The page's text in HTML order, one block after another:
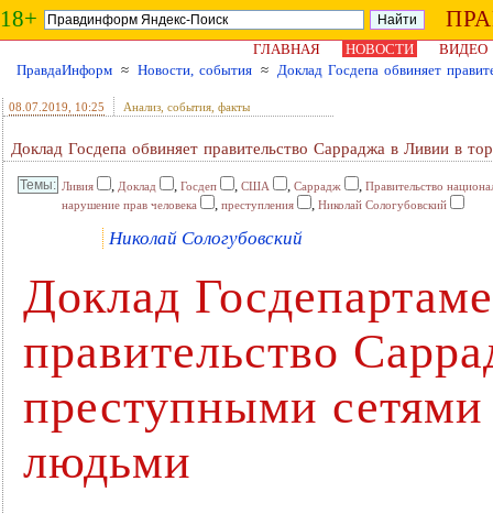
18+
ГЛАВНАЯ НОВОСТИ
ВИДЕО
ПравдаИнформ ≈ Новости, события ≈ Доклад Госдепа обвиняет
08.07.2019 , 10:25 Анализ, события, факты
Доклад Госдепа обвиняет правительство Сарраджа в Ливии в
Ливия , Доклад , Госдеп , США , Саррадж , Правительство
нарушение прав человека
, преступления , Николай Сологубовский
Николай Сологубовский
Доклад
правительство
преступными сетями
людьми